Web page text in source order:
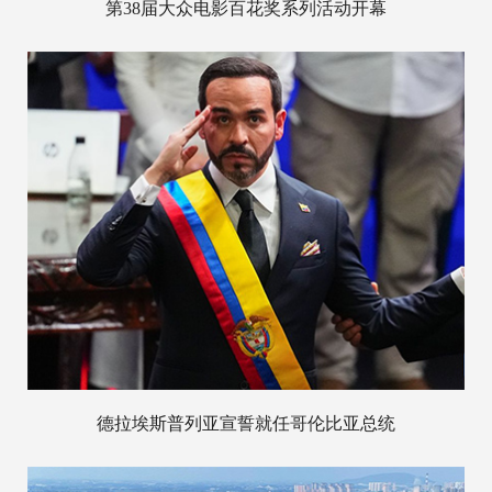
第38届大众电影百花奖系列活动开幕
德拉埃斯普列亚宣誓就任哥伦比亚总统